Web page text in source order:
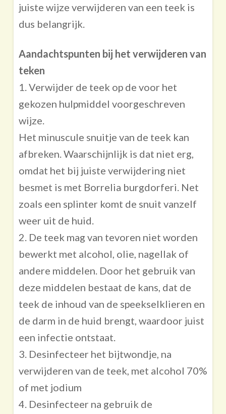
juiste wijze verwijderen van een teek is
dus belangrijk.
Aandachtspunten bij het verwijderen van
teken
1. Verwijder de teek op de voor het
gekozen hulpmiddel voorgeschreven
wijze.
Het minuscule snuitje van de teek kan
afbreken. Waarschijnlijk is dat niet erg,
omdat het bij juiste verwijdering niet
besmet is met Borrelia burgdorferi. Net
zoals een splinter komt de snuit vanzelf
weer uit de huid.
2. De teek mag van tevoren niet worden
bewerkt met alcohol, olie, nagellak of
andere middelen. Door het gebruik van
deze middelen bestaat de kans, dat de
teek de inhoud van de speekselklieren en
de darm in de huid brengt, waardoor juist
een infectie ontstaat.
3. Desinfecteer het bijtwondje, na
verwijderen van de teek, met alcohol 70%
of met jodium
4. Desinfecteer na gebruik de